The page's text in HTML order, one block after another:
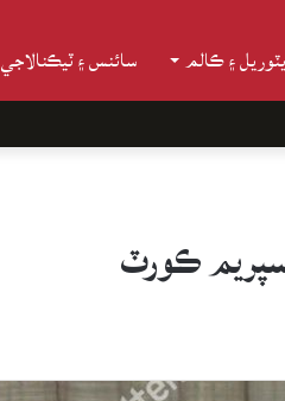
۽ ڪالم سائنس ۽ ٽيڪنالاجي
ڪورٽ